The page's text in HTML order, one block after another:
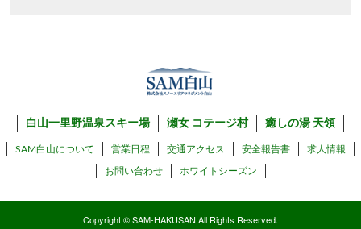
白山一里野温泉スキー場 瀬女 コテージ村 癒しの湯 天領
SAM白山について 営業日程 交通アクセス 安全報告書 求人情報
お問い合わせ ホワイトシーズン
Copyright © SAM-HAKUSAN All Rights Reserved.